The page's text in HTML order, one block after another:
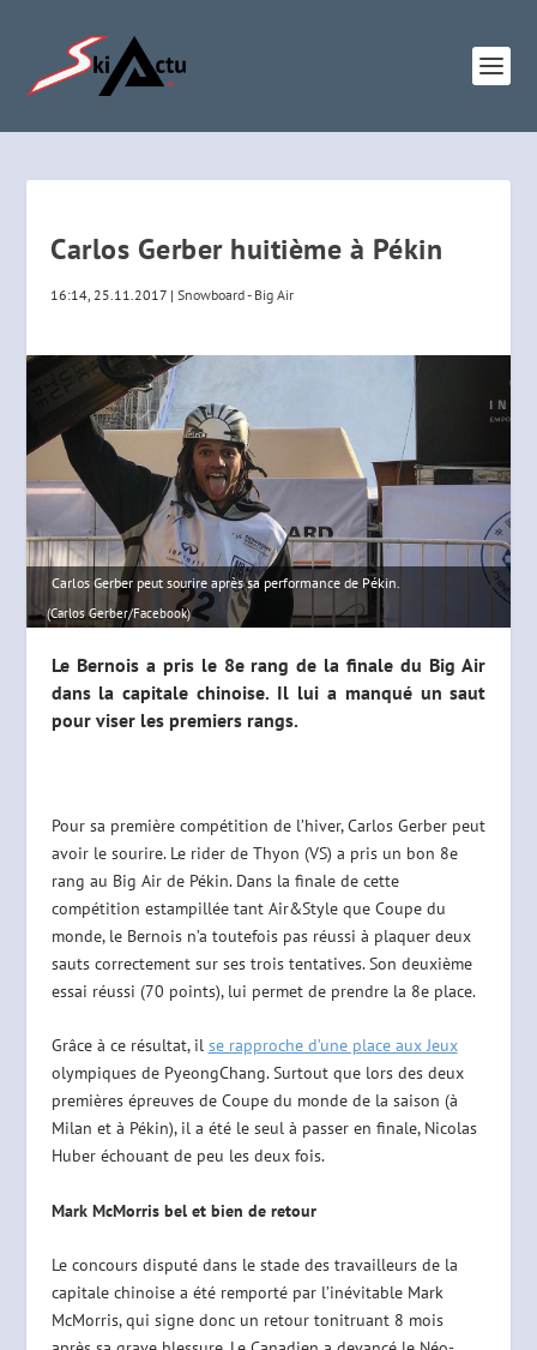
Carlos Gerber huitième à Pékin
16:14, 25.11.2017 |Snowboard - Big Air
Carlos Gerber peut sourire après sa performance de Pékin.
(Carlos Gerber/Facebook)
Le Bernois a pris le 8e rang de la finale du Big Air
dans la capitale chinoise. Il lui a manqué un saut
pour viser les premiers rangs.
Pour sa première compétition de l’hiver, Carlos Gerber peut
avoir le sourire. Le rider de Thyon (VS) a pris un bon 8e
rang au Big Air de Pékin. Dans la finale de cette
compétition estampillée tant Air&Style que Coupe du
monde, le Bernois n’a toutefois pas réussi à plaquer deux
sauts correctement sur ses trois tentatives. Son deuxième
essai réussi (70 points), lui permet de prendre la 8e place.
Grâce à ce résultat, il se rapproche d’une place aux Jeux
olympiques de PyeongChang. Surtout que lors des deux
premières épreuves de Coupe du monde de la saison (à
Milan et à Pékin), il a été le seul à passer en finale, Nicolas
Huber échouant de peu les deux fois.
Mark McMorris bel et bien de retour
Le concours disputé dans le stade des travailleurs de la
capitale chinoise a été remporté par l’inévitable Mark
McMorris, qui signe donc un retour tonitruant 8 mois